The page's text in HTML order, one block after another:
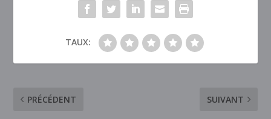
TAUX:
PRÉCÉDENT SUIVANT